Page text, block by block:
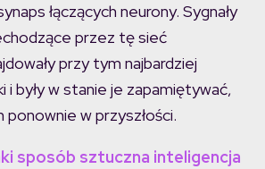
łączących neurony. Sygnały
przez tę sieć
przy tym najbardziej
i były w stanie je zapamiętywać,
ponownie w przyszłości.
sposób sztuczna inteligencja